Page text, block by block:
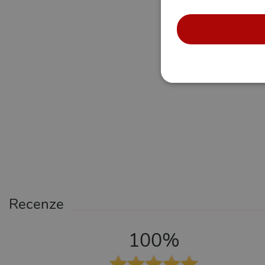
Recenze
100%
Nezbytně nutné soubory